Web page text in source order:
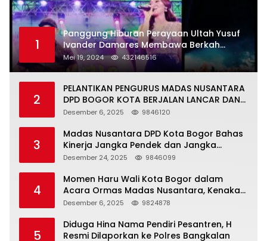
1
Panggung Hiburan Perayaan Ultah Yusuf
Ivander Damares Membawa Berkah
Warga Kejapanan
Mei 19, 2024 432146516
2
PELANTIKAN PENGURUS MADAS NUSANTARA
DPD BOGOR KOTA BERJALAN LANCAR DAN
KHIDMAT
Desember 6, 2025 9846120
3
Madas Nusantara DPD Kota Bogor Bahas
Kinerja Jangka Pendek dan Jangka
Panjang
Desember 24, 2025 9846099
4
Momen Haru Wali Kota Bogor dalam
Acara Ormas Madas Nusantara, Kenakan
Peci Hitam Tinggi sebagai Simbol
Desember 6, 2025 9824878
5
Diduga Hina Nama Pendiri Pesantren, H
Resmi Dilaporkan ke Polres Bangkalan